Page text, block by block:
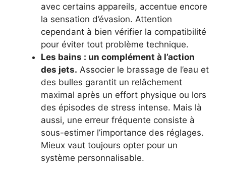
avec certains appareils, accentue encore
la sensation d’évasion. Attention
cependant à bien vérifier la compatibilité
pour éviter tout problème technique.
Les bains : un complément à l’action
des jets. Associer le brassage de l’eau et
des bulles garantit un relâchement
maximal après un effort physique ou lors
des épisodes de stress intense. Mais là
aussi, une erreur fréquente consiste à
sous-estimer l’importance des réglages.
Mieux vaut toujours opter pour un
système personnalisable.